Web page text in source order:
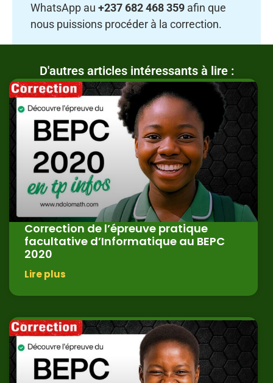
WhatsApp au +237 682 468 359 afin que
nous puissions procéder à la correction.
D'autres articles intéressants à lire :
Correction de l’épreuve pratique
facultative d’Informatique au BEPC
2020
Lire plus